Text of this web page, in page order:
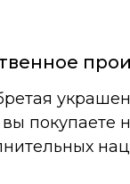
вы покупаете